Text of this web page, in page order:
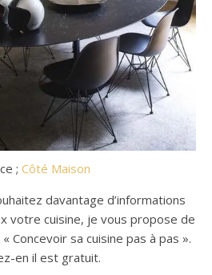
; Côté Maison
davantage d’informations
votre cuisine, je vous propose de
Concevoir sa cuisine pas à pas ».
en il est gratuit.